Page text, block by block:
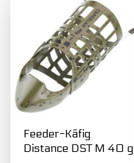
Feeder-Käfig
Distance DST M 40 g